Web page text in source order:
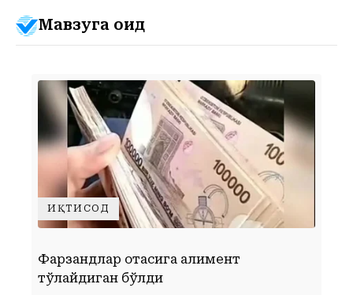
Мавзуга оид
ИҚТИСОД
Фарзандлар отасига алимент
тўлайдиган бўлди